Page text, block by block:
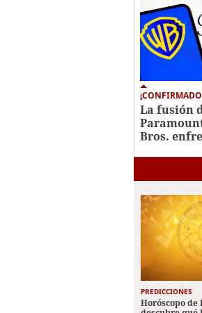
La fusión
Bros.
PREDICCIONES
Horóscopo de